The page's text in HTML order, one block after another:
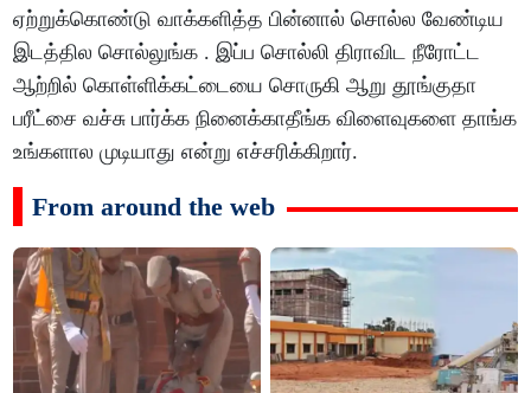
ஏற்றுக்கொண்டு வாக்களித்த பின்னால் சொல்ல வேண்டிய
இடத்தில சொல்லுங்க . இப்ப சொல்லி திராவிட நீரோட்ட
ஆற்றில் கொள்ளிக்கட்டையை சொருகி ஆறு தூங்குதா
பரீட்சை வச்சு பார்க்க நினைக்காதீங்க விளைவுகளை தாங்க
உங்களால முடியாது என்று எச்சரிக்கிறார்.
From around the web